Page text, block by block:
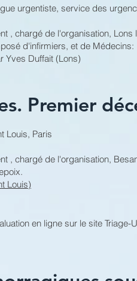
urgentiste, service des
, chargé de l'organisation, Lons
d'infirmiers, et de
Yves Duffait (Lons)
Premier
Louis, Paris
, chargé de l'organisation,
Louis)
en ligne sur le site Triage-